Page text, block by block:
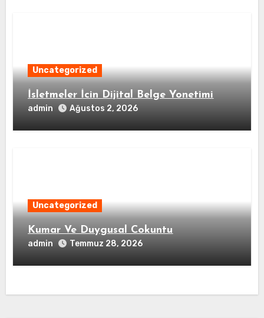
Uncategorized
İsletmeler İcin Dijital Belge Yonetimi
admin Ağustos 2, 2026
Uncategorized
Kumar Ve Duygusal Cokuntu
admin Temmuz 28, 2026